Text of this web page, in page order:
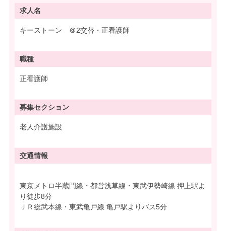
求人名
キーストーン ＠2交替・正看護師
職種
正看護師
募集セクション
老人介護施設
交通情報
東京メトロ半蔵門線・都営浅草線・東武伊勢崎線 押上駅よ
り徒歩8分
ＪＲ総武本線・東武亀戸線 亀戸駅よりバス5分